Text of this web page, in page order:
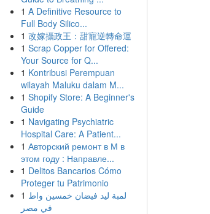
1 A Definitive Resource to
Full Body Silico...
1 改嫁攝政王：甜寵逆轉命運
1 Scrap Copper for Offered:
Your Source for Q...
1 Kontribusi Perempuan
wilayah Maluku dalam M...
1 Shopify Store: A Beginner's
Guide
1 Navigating Psychiatric
Hospital Care: A Patient...
1 Авторский ремонт в М в
этом году : Направле...
1 Delitos Bancarios Cómo
Proteger tu Patrimonio
1 لمبة ليد فيضان خمسين واط
في مصر